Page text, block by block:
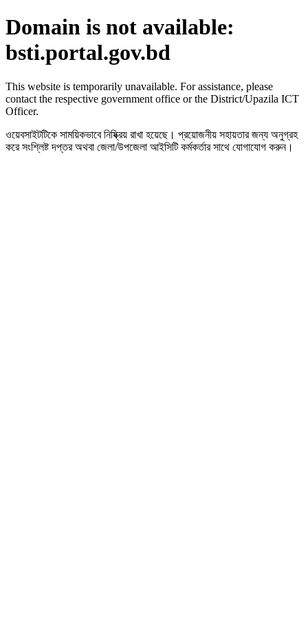
Domain is not available:
bsti.portal.gov.bd
This website is temporarily unavailable. For assistance, please
contact the respective government office or the District/Upazila ICT
Officer.
ওয়েবসাইটটিকে সাময়িকভাবে নিষ্ক্রিয় রাখা হয়েছে। প্রয়োজনীয় সহায়তার জন্য অনুগ্রহ
করে সংশ্লিষ্ট দপ্তর অথবা জেলা/উপজেলা আইসিটি কর্মকর্তার সাথে যোগাযোগ করুন।